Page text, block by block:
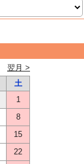
翌月 >
土
1
8
15
22